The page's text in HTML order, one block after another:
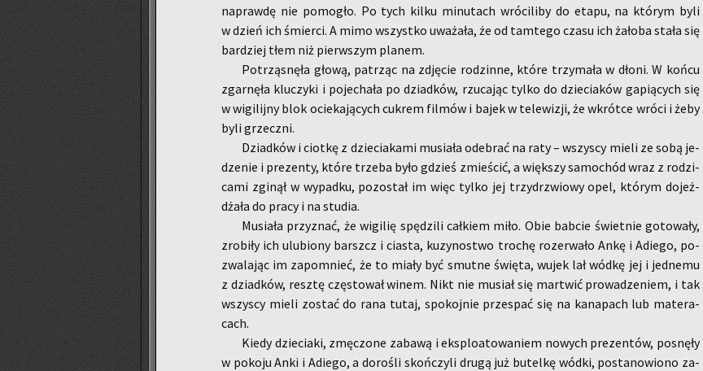
na­praw­dę nie po­mo­gło. Po tych kilku mi­nu­tach wró­ci­li­by do etapu, na któ­rym byli
w dzień ich śmier­ci. A mimo wszyst­ko uwa­ża­ła, że od tam­te­go czasu ich ża­ło­ba stała się
bar­dziej tłem niż pierw­szym pla­nem.
Po­trzą­snę­ła głową, pa­trząc na zdję­cie ro­dzin­ne, które trzy­ma­ła w dłoni. W końcu
zgar­nę­ła klu­czy­ki i po­je­cha­ła po dziad­ków, rzu­ca­jąc tylko do dzie­cia­ków ga­pią­cych się
w wi­gi­lij­ny blok ocie­ka­ją­cych cu­krem fil­mów i bajek w te­le­wi­zji, że wkrót­ce wróci i żeby
byli grzecz­ni.
Dziad­ków i ciot­kę z dzie­cia­ka­mi mu­sia­ła ode­brać na raty – wszy­scy mieli ze sobą je­
dze­nie i pre­zen­ty, które trze­ba było gdzieś zmie­ścić, a więk­szy sa­mo­chód wraz z ro­dzi­
ca­mi zgi­nął w wy­pad­ku, po­zo­stał im więc tylko jej trzy­drzwio­wy opel, któ­rym do­jeż­
dża­ła do pracy i na stu­dia.
Mu­sia­ła przy­znać, że wi­gi­lię spę­dzi­li cał­kiem miło. Obie bab­cie świet­nie go­to­wa­ły,
zro­bi­ły ich ulu­bio­ny barszcz i cia­sta, ku­zy­no­stwo tro­chę ro­ze­rwa­ło Ankę i Adie­go, po­
zwa­la­jąc im za­po­mnieć, że to miały być smut­ne świę­ta, wujek lał wódkę jej i jed­ne­mu
z dziad­ków, resz­tę czę­sto­wał winem. Nikt nie mu­siał się mar­twić pro­wa­dze­niem, i tak
wszy­scy mieli zo­stać do rana tutaj, spo­koj­nie prze­spać się na ka­na­pach lub ma­te­ra­
cach.
Kiedy dzie­cia­ki, zmę­czo­ne za­ba­wą i eks­plo­ato­wa­niem no­wych pre­zen­tów, po­snę­ły
w po­ko­ju Anki i Adie­go, a do­ro­śli skoń­czy­li drugą już bu­tel­kę wódki, po­sta­no­wio­no za­